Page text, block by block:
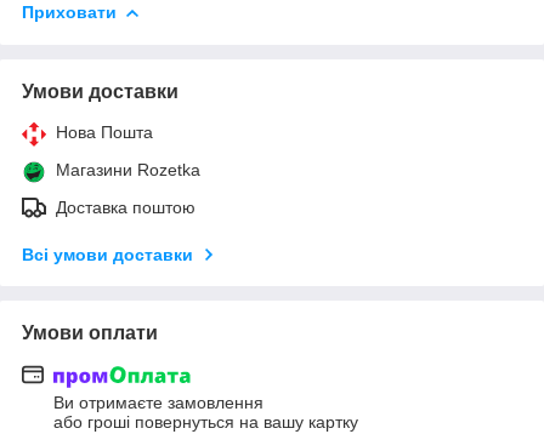
Приховати
Умови доставки
Нова Пошта
Магазини Rozetka
Доставка поштою
Всі умови доставки
Умови оплати
Ви отримаєте замовлення
або гроші повернуться на вашу картку